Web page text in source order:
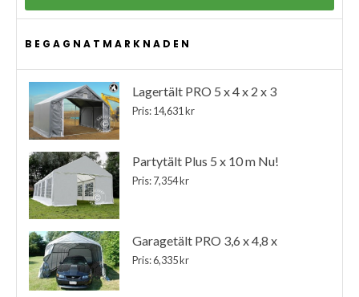
BEGAGNATMARKNADEN
Lagertält PRO 5 x 4 x 2 x 3
Pris: 14,631 kr
Partytält Plus 5 x 10 m Nu!
Pris: 7,354 kr
Garagetält PRO 3,6 x 4,8 x
Pris: 6,335 kr